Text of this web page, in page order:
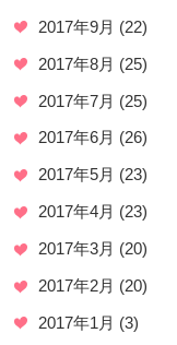
2017年9月 (22)
2017年8月 (25)
2017年7月 (25)
2017年6月 (26)
2017年5月 (23)
2017年4月 (23)
2017年3月 (20)
2017年2月 (20)
2017年1月 (3)